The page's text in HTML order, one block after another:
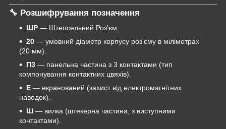
🔧 Розшифрування позначення
ШР — Штепсельний Роз'єм.
20 — умовний діаметр корпусу роз'єму в міліметрах
(20 мм).
П3 — панельна частина з 3 контактами (тип
компонування контактних цвяхів).
Е — екранований (захист від електромагнітних
наводок).
Ш — вилка (штекерна частина, з виступними
контактами).